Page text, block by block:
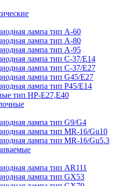
лампа тип A-60
лампа тип A-80
лампа тип A-95
лампа тип C-37/Е14
лампа тип C-37/Е27
лампа тип G45/E27
лампа тип P45/E14
тип HP-E27,E40
лампа тип G9/G4
лампа тип MR-16/Gu10
лампа тип MR-16/Gu5.3
лампа тип AR111
лампа тип GX53